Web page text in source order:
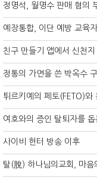
정명석, 월명수 판매 혐의
예장통합, 이단 예방 교육
친구 만들기 앱에서 신천
정통의 가면을 쓴 박옥수
튀르키예의 페토(FETO)와
여호와의 증인 탈퇴자를
사이비 헌터 방송 이후
탈(脫) 하나님의교회, 마음